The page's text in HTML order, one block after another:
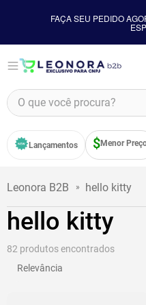
FAÇA SEU PEDIDO
O que você procura?
Lançamentos Menor
hello kitty
hello kitty
82
Relevância